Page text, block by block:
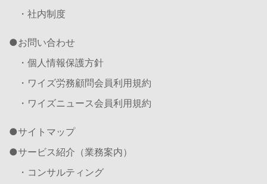
・社内制度
お問い合わせ
・個人情報保護方針
・ワイズ労務顧問会員利用規約
・ワイズニュース会員利用規約
サイトマップ
サービス紹介（業務案内）
・コンサルティング